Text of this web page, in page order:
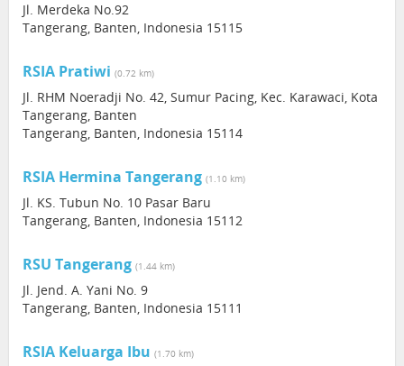
Jl. Merdeka No.92
Tangerang, Banten, Indonesia 15115
RSIA Pratiwi (0.72 km)
Jl. RHM Noeradji No. 42, Sumur Pacing, Kec. Karawaci, Kota
Tangerang, Banten
Tangerang, Banten, Indonesia 15114
RSIA Hermina Tangerang (1.10 km)
Jl. KS. Tubun No. 10 Pasar Baru
Tangerang, Banten, Indonesia 15112
RSU Tangerang (1.44 km)
Jl. Jend. A. Yani No. 9
Tangerang, Banten, Indonesia 15111
RSIA Keluarga Ibu (1.70 km)